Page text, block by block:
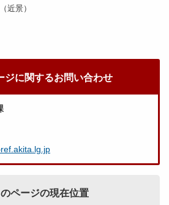
念撮影（近景）
ジに関するお問い合わせ
のページの現在位置